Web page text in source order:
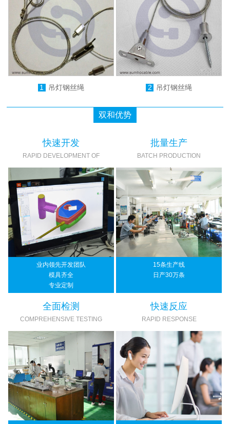
1 吊灯钢丝绳 2 吊灯钢丝绳
双和优势
快速开发
RAPID DEVELOPMENT OF
业内领先开发团队
模具齐全
专业定制
批量生产
BATCH PRODUCTION
15条生产线
日产30万条
全面检测
COMPREHENSIVE TESTING
快速反应
RAPID RESPONSE